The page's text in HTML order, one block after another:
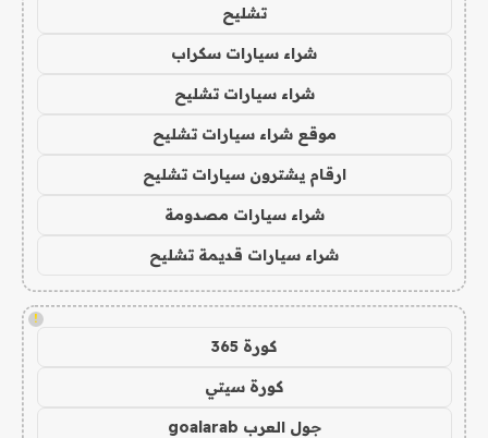
تشليح
شراء سيارات سكراب
شراء سيارات تشليح
موقع شراء سيارات تشليح
ارقام يشترون سيارات تشليح
شراء سيارات مصدومة
شراء سيارات قديمة تشليح
!
كورة 365
كورة سيتي
جول العرب goalarab